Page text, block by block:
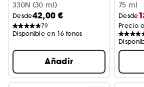
Base de Maquillaje Con Sérum
330N (30 ml)
Desde42,00 €
79
Disponible en 16 tonos
Añadir
75 ml
Desde
Precio